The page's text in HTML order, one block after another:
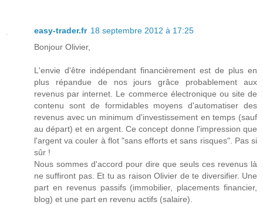
easy-trader.fr 18 septembre 2012 à 17:25
Bonjour Olivier,
L'envie d'être indépendant financièrement est de plus en
plus répandue de nos jours grâce probablement aux
revenus par internet. Le commerce électronique ou site de
contenu sont de formidables moyens d'automatiser des
revenus avec un minimum d'investissement en temps (sauf
au départ) et en argent. Ce concept donne l'impression que
l'argent va couler à flot "sans efforts et sans risques". Pas si
sûr !
Nous sommes d'accord pour dire que seuls ces revenus là
ne suffiront pas. Et tu as raison Olivier de te diversifier. Une
part en revenus passifs (immobilier, placements financier,
blog) et une part en revenu actifs (salaire).